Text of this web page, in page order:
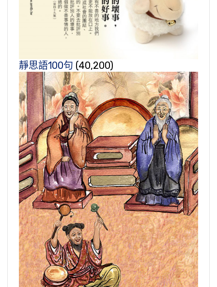
靜思語100句 (40,200)